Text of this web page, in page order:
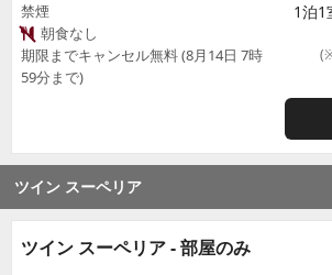
禁煙
朝食なし
期限までキャンセル無料 (8月14日 7時
59分まで)
1泊1
ツイン スーペリア
ツイン スーペリア - 部屋のみ